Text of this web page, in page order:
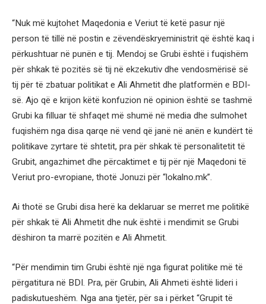
“Nuk më kujtohet Maqedonia e Veriut të ketë pasur një
person të tillë në postin e zëvendëskryeministrit që është kaq i
përkushtuar në punën e tij. Mendoj se Grubi është i fuqishëm
për shkak të pozitës së tij në ekzekutiv dhe vendosmërisë së
tij për të zbatuar politikat e Ali Ahmetit dhe platformën e BDI-
së. Ajo që e krijon këtë konfuzion në opinion është se tashmë
Grubi ka filluar të shfaqet më shumë në media dhe sulmohet
fuqishëm nga disa qarqe në vend që janë në anën e kundërt të
politikave zyrtare të shtetit, pra për shkak të personalitetit të
Grubit, angazhimet dhe përcaktimet e tij për një Maqedoni të
Veriut pro-evropiane, thotë Jonuzi për “lokalno.mk”.
Ai thotë se Grubi disa herë ka deklaruar se merret me politikë
për shkak të Ali Ahmetit dhe nuk është i mendimit se Grubi
dëshiron ta marrë pozitën e Ali Ahmetit.
“Për mendimin tim Grubi është një nga figurat politike më të
përgatitura në BDI. Pra, për Grubin, Ali Ahmeti është lideri i
padiskutueshëm. Nga ana tjetër, për sa i përket “Grupit të